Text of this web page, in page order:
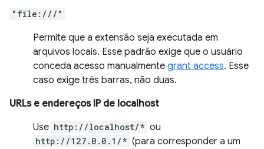
"file:///"
Permite que a extensão seja executada em
arquivos locais. Esse padrão exige que o usuário
conceda acesso manualmente grant access. Esse
caso exige três barras, não duas.
URLs e endereços IP de localhost
Use http://localhost/* ou
http://127.0.0.1/* (para corresponder a um